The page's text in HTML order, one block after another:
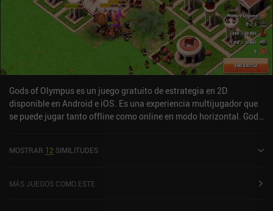
Gods of Olympus es un juego gratuito de estrategia en 2D
disponible en Android e iOS. Es una experiencia multijugador que
se puede jugar tanto offline como online en modo horizontal. Gods
Store de iOS.
MOSTRAR 12 SIMILITUDES
MÁS JUEGOS COMO ESTE